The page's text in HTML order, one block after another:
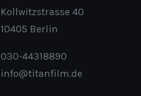
Kollwitzstrasse 40
10405 Berlin
030-44318890
info@titanfilm.de